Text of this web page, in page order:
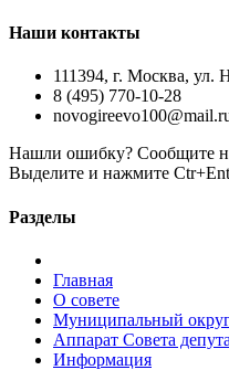
Наши контакты
111394, г. Москва, ул.
8 (495) 770-10-28
Нашли ошибку? Сообщите
Выделите и нажмите
Разделы
Главная
О совете
Муниципальный
Аппарат Совета
Информация